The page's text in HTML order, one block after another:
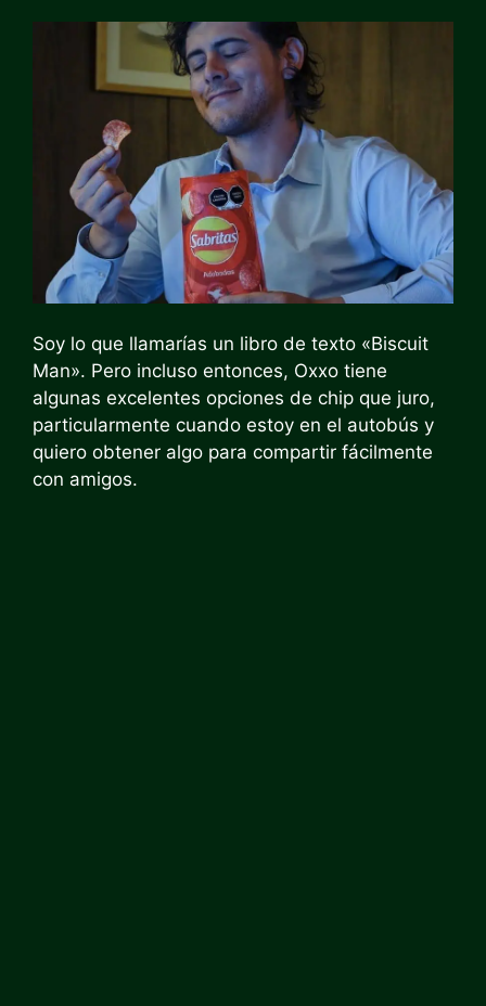
Soy lo que llamarías un libro de texto «Biscuit
Man». Pero incluso entonces, Oxxo tiene
algunas excelentes opciones de chip que juro,
particularmente cuando estoy en el autobús y
quiero obtener algo para compartir fácilmente
con amigos.